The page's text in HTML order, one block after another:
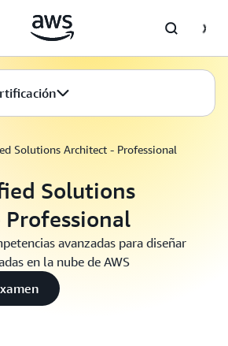
Solutions Architect - Professional
Solutions
avanzadas para diseñar
en la nube de AWS